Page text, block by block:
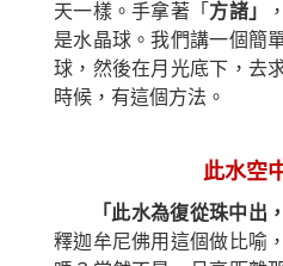
天一樣。手拿著「 方諸」
是水晶球。我們講一個簡
球，然後在月光底下，去
時候，有這個方法。
此水空
「此水為復從珠中出
釋迦牟尼佛用這個做比喻